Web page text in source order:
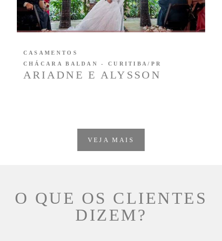
ARIADNE E ALYSSON
CASAMENTOS
CHÁCARA BALDAN - CURITIBA/PR
VEJA MAIS
O QUE OS CLIENTES
DIZEM?